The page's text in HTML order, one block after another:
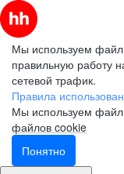
Мы используем
правильную работу
сетевой трафик.
Правила
Мы используем
файлов cookie
Понятно